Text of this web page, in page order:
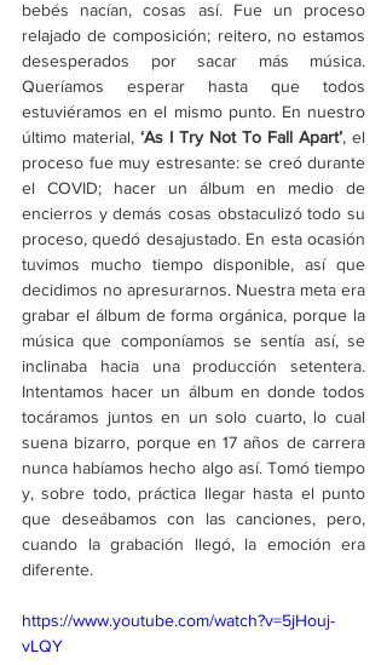
bebés nacían, cosas así. Fue un proceso
relajado de composición; reitero, no estamos
desesperados por sacar más música.
Queríamos esperar hasta que todos
estuviéramos en el mismo punto. En nuestro
último material, ‘As I Try Not To Fall Apart’, el
proceso fue muy estresante: se creó durante
el COVID; hacer un álbum en medio de
encierros y demás cosas obstaculizó todo su
proceso, quedó desajustado. En esta ocasión
tuvimos mucho tiempo disponible, así que
decidimos no apresurarnos. Nuestra meta era
grabar el álbum de forma orgánica, porque la
música que componíamos se sentía así, se
inclinaba hacia una producción setentera.
Intentamos hacer un álbum en donde todos
tocáramos juntos en un solo cuarto, lo cual
suena bizarro, porque en 17 años de carrera
nunca habíamos hecho algo así. Tomó tiempo
y, sobre todo, práctica llegar hasta el punto
que deseábamos con las canciones, pero,
cuando la grabación llegó, la emoción era
diferente.
https://www.youtube.com/watch?v=5jHouj-
vLQY